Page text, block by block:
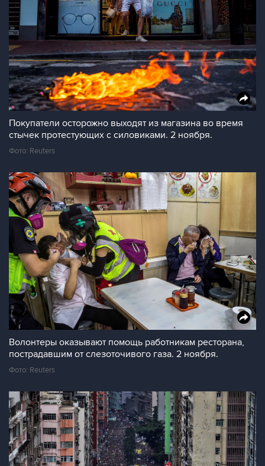
Покупатели осторожно выходят из магазина во время
стычек протестующих с силовиками. 2 ноября.
Фото: Reuters
Волонтеры оказывают помощь работникам ресторана,
пострадавшим от слезоточивого газа. 2 ноября.
Фото: Reuters